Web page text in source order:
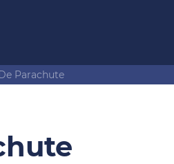
Parachute